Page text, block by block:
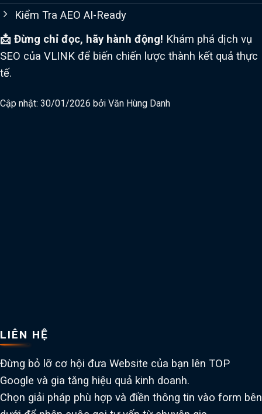
Kiểm Tra AEO AI-Ready
📩 Đừng chỉ đọc, hãy hành động! Khám phá dịch vụ
SEO của VLINK để biến chiến lược thành kết quả thực
tế.
Cập nhật: 30/01/2026 bởi Văn Hùng Danh
LIÊN HỆ
Đừng bỏ lỡ cơ hội đưa Website của bạn lên TOP
Google và gia tăng hiệu quả kinh doanh.
Chọn giải pháp phù hợp và điền thông tin vào form bên